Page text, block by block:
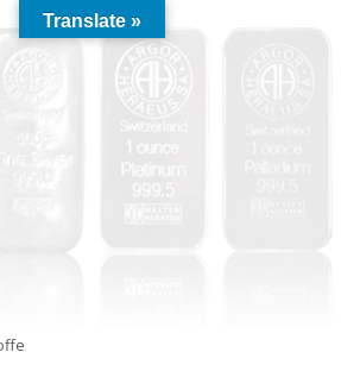
Translate »